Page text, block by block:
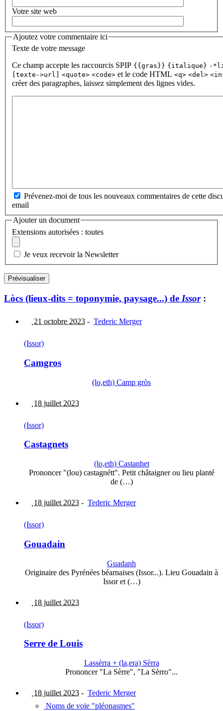
Votre site web
Ajoutez votre commentaire ici
Texte de votre message
Ce champ accepte les raccourcis SPIP {{gras}} {italique} -
[texte->url]
<quote> <code> et le code HTML <q> <del>
créer des paragraphes, laissez simplement des lignes vides.
Prévenez-moi de tous les nouveaux commentaires de cette
email
Ajouter un document
Extensions autorisées : toutes
Je veux recevoir la Newsletter
Lòcs (lieux-dits = toponymie, paysage...) de Issor:
21 octobre 2023 - Tederic Merger
(Issor)
Camgros
(lo,eth) Camp gròs
18 juillet 2023
(Issor)
Castagnets
(lo,eth) Castanhet
Prononcer "(lou) castagnétt". Petit châtaigner ou lieu planté
de (…)
18 juillet 2023 - Tederic Merger
(Issor)
Gouadain
Guadanh
Originaire des Pyrénées béarnaises (Issor...). Lieu Gouadain à
Issor et (…)
18 juillet 2023
(Issor)
Serre de Louis
Lassèrra + (la,era) Sèrra
Prononcer "La Sèrre", "La Sèrro"...
18 juillet 2023 - Tederic Merger
Noms de voie "pléonasmes"